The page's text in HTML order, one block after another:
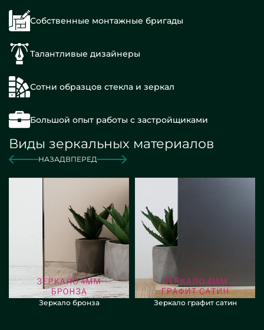
Собственные монтажные бригады
Талантливые дизайнеры
Сотни образцов стекла и зеркал
Большой опыт работы с застройщиками
Виды зеркальных материалов
НАЗАДВПЕРЕД
Зеркало бронза Зеркало графит сатин